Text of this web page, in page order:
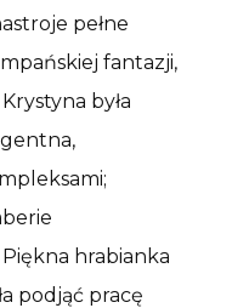
pełne
fantazji,
była
Piękna hrabianka
podjąć pracę